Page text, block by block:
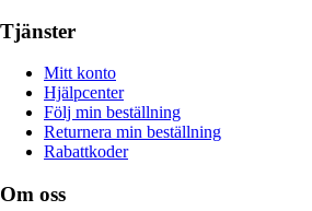
Tjänster
Mitt konto
Hjälpcenter
Följ min beställning
Returnera min beställning
Rabattkoder
Om oss